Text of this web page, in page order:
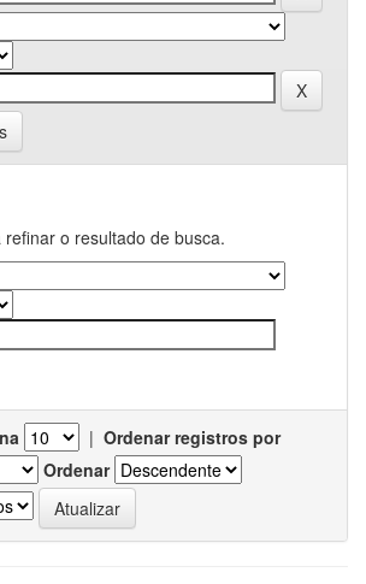
o resultado de busca.
| Ordenar registros por
Ordenar